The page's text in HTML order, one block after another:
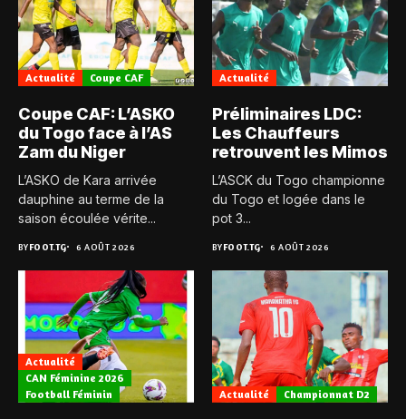
Actualité Coupe CAF
Coupe CAF: L’ASKO
du Togo face à l’AS
Zam du Niger
L’ASKO de Kara arrivée
dauphine au terme de la
saison écoulée vérite...
BYFOOT.TG 6 AOÛT 2026
Actualité
Préliminaires LDC:
Les Chauffeurs
retrouvent les Mimos
L’ASCK du Togo championne
du Togo et logée dans le
pot 3...
BYFOOT.TG 6 AOÛT 2026
Actualité
CAN Féminine 2026
Football Féminin
Actualité Championnat D2